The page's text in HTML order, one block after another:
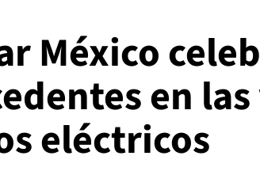
México
en
eléctricos